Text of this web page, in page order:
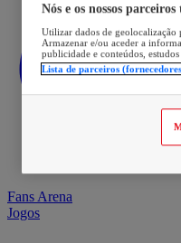
Fans Arena
Jogos
Nós e os nossos
Utilizar dados de geolocalização
Armazenar e/ou aceder a
publicidade e conteúdos,
Lista de parceiros